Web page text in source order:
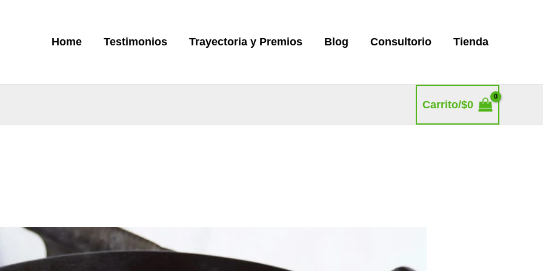
Home Testimonios Trayectoria y Premios Blog Consultorio Tienda
Carrito/$0